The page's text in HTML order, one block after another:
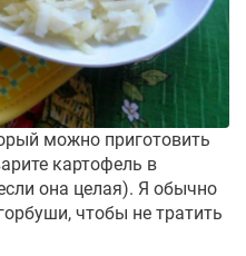
можно приготовить
картофель в
она целая). Я обычно
чтобы не тратить